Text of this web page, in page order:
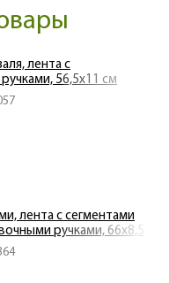
лента с
56,5х11 см
"Банные штучки"
лента с сегментами
ручками, 66х8,5